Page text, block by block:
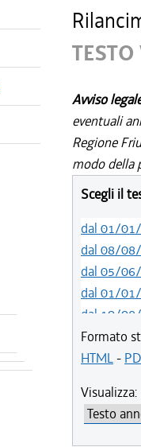
Avviso
eventuali
Regione
modo della
Scegli il
dal 01/
dal 08/
dal 05/
dal 01/
dal 10/
dal 14/
dal 11/
dal 21/
dal 14/
dal 01/
Formato
HTML-
Visualizza: